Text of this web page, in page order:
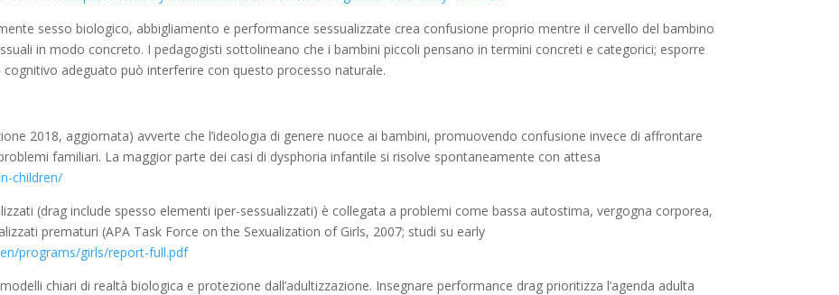
sesso biologico, abbigliamento e performance sessualizzate crea confusione proprio mentre il cervello del bambino
in modo concreto. I pedagogisti sottolineano che i bambini piccoli pensano in termini concreti e categorici; esporre
adeguato può interferire con questo processo naturale.
2018, aggiornata) avverte che l’ideologia di genere nuoce ai bambini, promuovendo confusione invece di affrontare
familiari. La maggior parte dei casi di dysphoria infantile si risolve spontaneamente con attesa
children/
(drag include spesso elementi iper-sessualizzati) è collegata a problemi come bassa autostima, vergogna corporea,
prematuri (APA Task Force on the Sexualization of Girls, 2007; studi su early
programs/girls/report-full.pdf
chiari di realtà biologica e protezione dall’adultizzazione. Insegnare performance drag prioritizza l’agenda adulta